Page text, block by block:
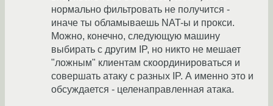
нормально фильтровать не получится -
иначе ты обламываешь NAT-ы и прокси.
Можно, конечно, следующую машину
выбирать с другим IP, но никто не мешает
"ложным" клиентам скоординироваться и
совершать атаку с разных IP. А именно это и
обсуждается - целенаправленная атака.